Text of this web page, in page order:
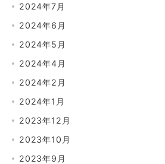
2024年7月
2024年6月
2024年5月
2024年4月
2024年2月
2024年1月
2023年12月
2023年10月
2023年9月